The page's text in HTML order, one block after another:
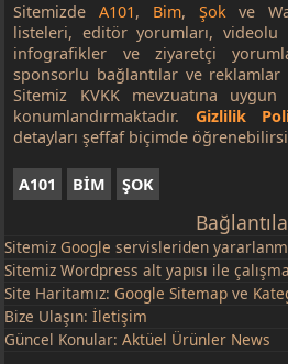
SitemizdeA101, Bim, Şok ve
listeleri, editör yorumları, videolu
infografikler ve ziyaretçi
sponsorlu bağlantılar ve
Sitemiz KVKK mevzuatına
konumlandırmaktadır. Gizlilik
detayları şeffaf biçimde
A101 BİM ŞOK
Sitemiz Google servisleriden
Sitemiz Wordpress alt yapısı ile
Site Haritamız: Google Sitemap ve
Bize Ulaşın:İletişim
Güncel Konular:Aktüel Ürünler News